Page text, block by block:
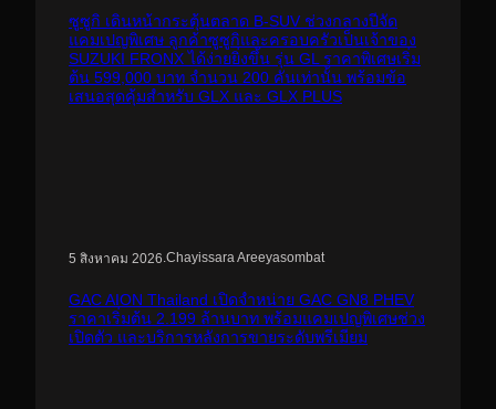
ซูซูกิ เดินหน้ากระตุ้นตลาด B-SUV ช่วงกลางปีจัด
แคมเปญพิเศษ ลูกค้าซูซูกิและครอบครัวเป็นเจ้าของ
SUZUKI FRONX ได้ง่ายยิ่งขึ้น รุ่น GL ราคาพิเศษเริ่ม
ต้น 599,000 บาท จำนวน 200 คันเท่านั้น พร้อมข้อ
เสนอสุดคุ้มสำหรับ GLX และ GLX PLUS
5 สิงหาคม 2026.Chayissara Areeyasombat
GAC AION Thailand เปิดจำหน่าย GAC GN8 PHEV
ราคาเริ่มต้น 2.199 ล้านบาท พร้อมแคมเปญพิเศษช่วง
เปิดตัว และบริการหลังการขายระดับพรีเมียม